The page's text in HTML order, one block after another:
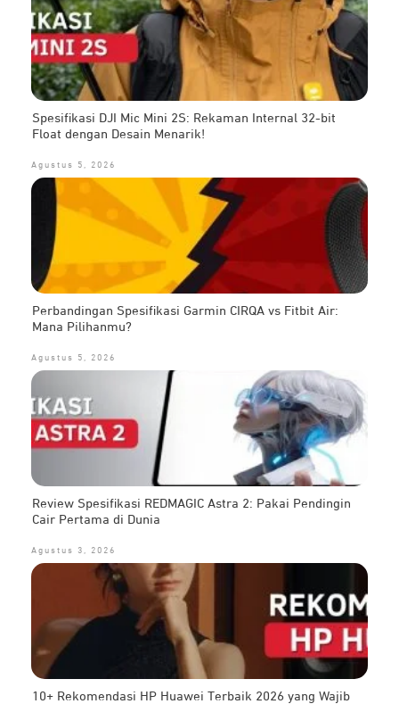
Spesifikasi DJI Mic Mini 2S: Rekaman Internal 32-bit
Float dengan Desain Menarik!
Agustus 5, 2026
Perbandingan Spesifikasi Garmin CIRQA vs Fitbit Air:
Mana Pilihanmu?
Agustus 5, 2026
Review Spesifikasi REDMAGIC Astra 2: Pakai Pendingin
Cair Pertama di Dunia
Agustus 3, 2026
10+ Rekomendasi HP Huawei Terbaik 2026 yang Wajib